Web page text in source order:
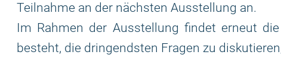
Teilnahme an der nächsten Ausstellung an.
Im Rahmen der Ausstellung findet erneut
besteht, die dringendsten Fragen zu